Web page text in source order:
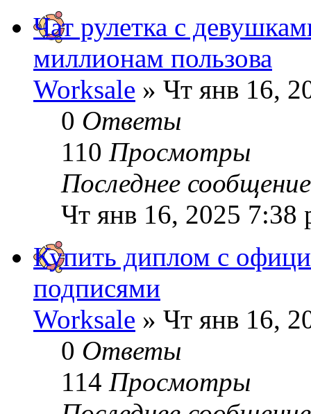
Чат рулетка с
миллионам пользова
Worksale » Чт янв 16,
0 Ответы
110 Просмотры
Последнее
Чт янв 16, 2025 7:38
Купить диплом с
подписями
Worksale » Чт янв 16,
0 Ответы
114 Просмотры